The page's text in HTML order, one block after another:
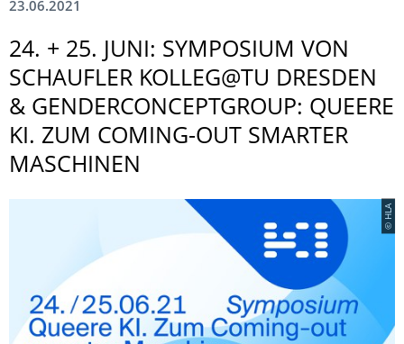
23.06.2021
24. + 25. JUNI: SYMPOSIUM VON
SCHAUFLER KOLLEG@TU DRESDEN
& GENDERCONCEPT­GROUP: QUEERE
KI. ZUM COMING-OUT SMARTER
MASCHINEN
© HLA